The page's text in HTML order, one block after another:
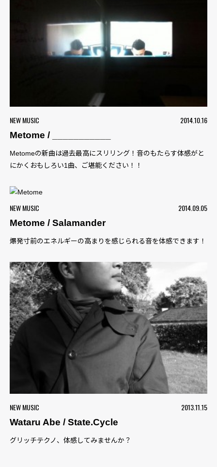
NEW MUSIC
2014.10.16
Metome / ___________
Metomeの新曲は過去最高にスリリング！音のもたらす体感がと
にかくおもしろい1曲、ご堪能ください！！
NEW MUSIC
2014.09.05
Metome / Salamander
爆発寸前のエネルギーの高まりを感じられる音を体感できます！
NEW MUSIC
2013.11.15
Wataru Abe / State.Cycle
グリッチテクノ、体感してみませんか？